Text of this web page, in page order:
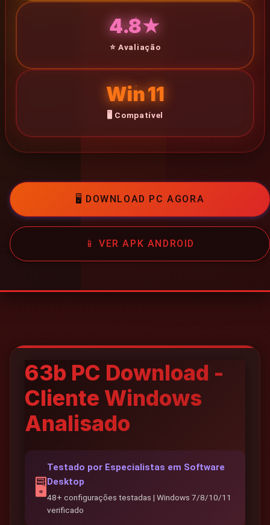
APP
📱 DOWNLOAD
Baixar
Instalar
📘 Facebook
4.8★
⭐ Avaliação
Win 11
🖥️ Compatível
🖥️ DOWNLOAD PC AGORA
📱 VER APK ANDROID
63b PC Download -
Cliente Windows
Analisado
🖥️
Testado por Especialistas em Software
Desktop
48+ configurações testadas | Windows 7/8/10/11
verificado